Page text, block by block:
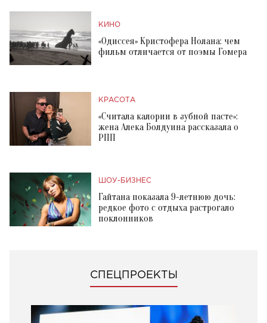
КИНО
«Одиссея» Кристофера Нолана: чем
фильм отличается от поэмы Гомера
КРАСОТА
«Считала калории в зубной пасте»:
жена Алека Болдуина рассказала о
РПП
ШОУ-БИЗНЕС
Гайтана показала 9-летнюю дочь:
редкое фото с отдыха растрогало
поклонников
СПЕЦПРОЕКТЫ